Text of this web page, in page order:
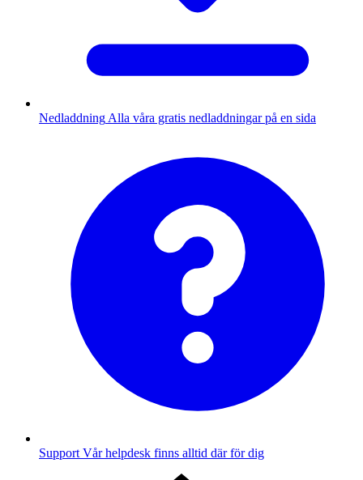
Nedladdning Alla våra gratis nedladdningar på en sida
Support Vår helpdesk finns alltid där för dig